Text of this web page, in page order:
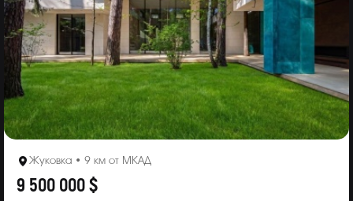
Жуковка • 9 км от МКАД
9 500 000 $